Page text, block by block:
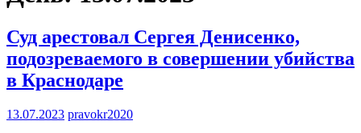
Суд арестовал Сергея Денисенко,
подозреваемого в совершении убийства
в Краснодаре
13.07.2023 pravokr2020